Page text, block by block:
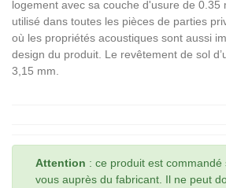
logement avec sa couche d'usure de 0.35
utilisé dans toutes les pièces de parties
où les propriétés acoustiques sont aussi
design du produit. Le revêtement de sol
3,15 mm.
Attention : ce produit est
vous auprès du fabricant. Il ne peut